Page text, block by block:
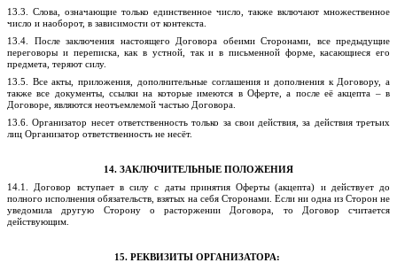
13.3. Слова, означающие только единственное число, также включают множественное
число и наоборот, в зависимости от контекста.
13.4. После заключения настоящего Договора обеими Сторонами, все предыдущие
переговоры и переписка, как в устной, так и в письменной форме, касающиеся его
предмета, теряют силу.
13.5. Все акты, приложения, дополнительные соглашения и дополнения к Договору, а
также все документы, ссылки на которые имеются в Оферте, а после её акцепта – в
Договоре, являются неотъемлемой частью Договора.
13.6.
Организатор несет ответственность только за свои действия, за действия третьих
лиц Организатор ответственность не несёт.
14. ЗАКЛЮЧИТЕЛЬНЫЕ ПОЛОЖЕНИЯ
14.1. Договор вступает в силу с даты принятия Оферты (акцепта) и действует до
полного исполнения обязательств, взятых на себя Сторонами. Если ни одна из Сторон не
уведомила другую Сторону о расторжении Договора, то Договор считается
действующим.
15. РЕКВИЗИТЫ ОРГАНИЗАТОРА: